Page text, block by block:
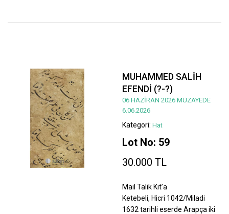
MUHAMMED SALİH
EFENDİ (?-?)
06 HAZİRAN 2026 MÜZAYEDE
6.06.2026
Kategori: Hat
Lot No: 59
30.000 TL
Mail Talik Kıt’a
Ketebeli, Hicri 1042/Miladi
1632 tarihli eserde Arapça iki